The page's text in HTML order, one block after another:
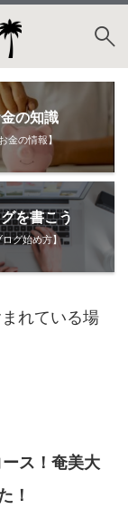
の知識
お金の情報】
を書こう
ログ始め方】
れている場
ス！奄美大
！